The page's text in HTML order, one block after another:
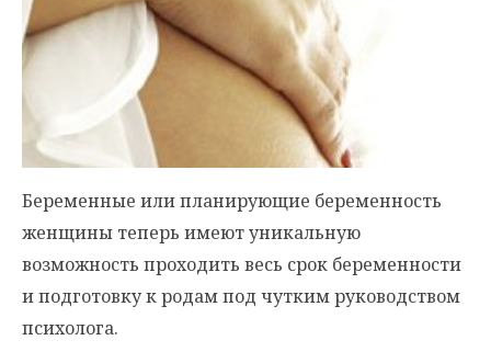
Беременные или планирующие беременность
женщины теперь имеют уникальную
возможность проходить весь срок беременности
и подготовку к родам под чутким руководством
психолога.